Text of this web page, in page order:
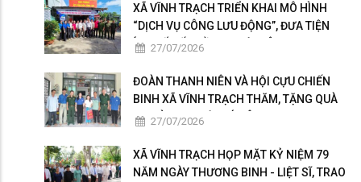
XÃ VĨNH TRẠCH TRIỂN KHAI MÔ HÌNH
“DỊCH VỤ CÔNG LƯU ĐỘNG”, ĐƯA TIỆN
ÍCH SỐ ĐẾN GẦN NGƯỜI DÂN
27/07/2026
ĐOÀN THANH NIÊN VÀ HỘI CỰU CHIẾN
BINH XÃ VĨNH TRẠCH THĂM, TẶNG QUÀ
GIA ĐÌNH NGƯỜI CÓ CÔNG
27/07/2026
XÃ VĨNH TRẠCH HỌP MẶT KỶ NIỆM 79
NĂM NGÀY THƯƠNG BINH - LIỆT SĨ, TRAO